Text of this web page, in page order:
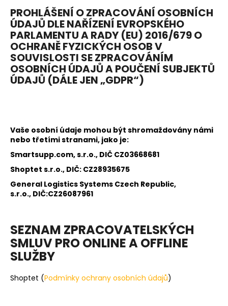
PROHLÁŠENÍ O ZPRACOVÁNÍ OSOBNÍCH
ÚDAJŮ DLE NAŘÍZENÍ EVROPSKÉHO
PARLAMENTU A RADY (EU) 2016/679 O
OCHRANĚ FYZICKÝCH OSOB V
SOUVISLOSTI SE ZPRACOVÁNÍM
OSOBNÍCH ÚDAJŮ A POUČENÍ SUBJEKTŮ
ÚDAJŮ (DÁLE JEN „GDPR“)
Vaše osobní údaje mohou být shromaždovány námi
nebo třetími stranami, jako je:
Smartsupp.com, s.r.o., DIČ CZ03668681
Shoptet s.r.o., DIČ: CZ28935675
General Logistics Systems Czech Republic,
s.r.o., DIČ:CZ26087961
SEZNAM ZPRACOVATELSKÝCH
SMLUV PRO ONLINE A OFFLINE
SLUŽBY
Shoptet (Podmínky ochrany osobních údajů)
u
j
e
t
e
n
a
t
?
HLEDAT
D
o
p
o
r